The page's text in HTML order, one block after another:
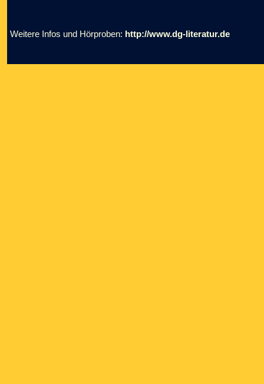
Weitere Infos und Hörproben: http://www.dg-literatur.de